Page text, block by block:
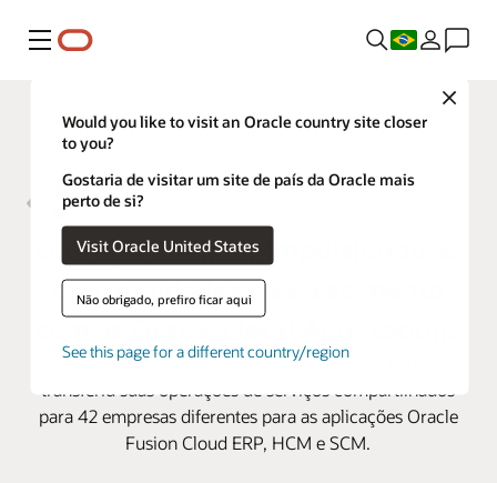
Menu
Close
Would you like to visit an Oracle country site closer
to you?
Gostaria de visitar um site de país da Oracle mais
perto de si?
Visit Oracle United States
Não obrigado, prefiro ficar aqui
See this page for a different country/region
O Grupo Bukhatir impulsionou as
oportunidades de crescimento
com as Oracle Cloud Applications
A empresa familiar dos Emirados Árabes Unidos
transferiu suas operações de serviços compartilhados
para 42 empresas diferentes para as aplicações Oracle
Fusion Cloud ERP, HCM e SCM.